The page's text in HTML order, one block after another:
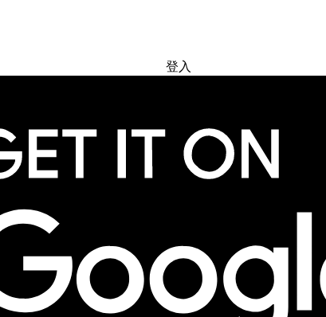
登入